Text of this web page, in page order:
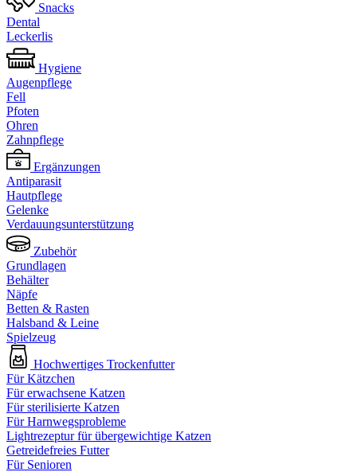
Snacks
Dental
Leckerlis
Hygiene
Augenpflege
Fell
Pfoten
Ohren
Zahnpflege
Ergänzungen
Antiparasit
Hautpflege
Gelenke
Verdauungsunterstützung
Zubehör
Grundlagen
Behälter
Näpfe
Betten & Rasten
Halsband & Leine
Spielzeug
Hochwertiges Trockenfutter
Für Kätzchen
Für erwachsene Katzen
Für sterilisierte Katzen
Für Harnwegsprobleme
Lightrezeptur für übergewichtige Katzen
Getreidefreies Futter
Für Senioren